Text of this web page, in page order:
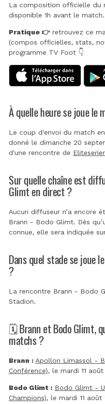
La composition officielle du
disponible 1h avant le match.
Pratique 👉retrouvez ce
(compos officielles, stats,
programme TV Foot 👇
À quelle heure se joue le
Le coup d'envoi du match
donné le dimanche 20
d'une rencontre de
Sur quelle chaîne est
Glimt en direct ?
Aucun diffuseur n’a encore
Brann - Bodo Glimt. Dès
connue, elle sera indiquée
Dans quel stade se joue
?
La rencontre Brann - Bodo
Stadion.
🗓️ Brann et Bodo Glimt,
matchs ?
Brann : Apollon Limassol -
Conférence), le mardi 11
Bodo Glimt : Bodo Glimt -
Champions), le mardi 11 août